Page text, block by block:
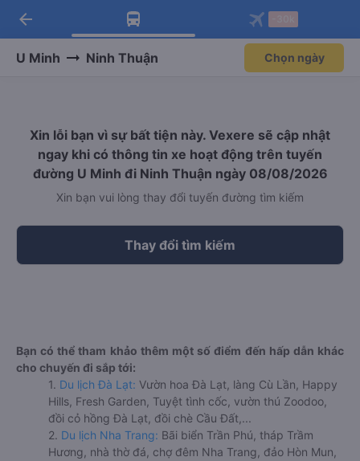
Tải app Vexere ngay!
Nhận ưu đãi thành viên độc
Mở app
Tải app Vexere
-30k/ghế khi đặt vé máy bay qua
Mở app
arrow_back
U Minh Ninh Thuận Chọn ngày
Xin lỗi bạn vì sự bất tiện này. Vexere sẽ cập nhật
ngay khi có thông tin xe hoạt động trên tuyến
đường U Minh đi Ninh Thuận ngày 08/08/2026
Xin bạn vui lòng thay đổi tuyến đường tìm kiếm
Thay đổi tìm kiếm
Bạn có thể tham khảo thêm một số điểm đến hấp dẫn khác
cho chuyến đi sắp tới:
1. Du lịch Đà Lạt: Vườn hoa Đà Lạt, làng Cù Lần, Happy
Hills, Fresh Garden, Tuyệt tình cốc, vườn thú Zoodoo,
đồi cỏ hồng Đà Lạt, đồi chè Cầu Đất,...
2. Du lịch Nha Trang: Bãi biển Trần Phú, tháp Trầm
Hương, nhà thờ đá, chợ đêm Nha Trang, đảo Hòn Mun,